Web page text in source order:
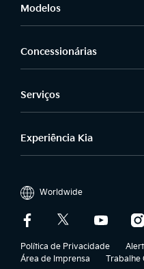
Modelos
Concessionárias
Serviços
Experiência Kia
Worldwide
Política de Privacidade
Área de Imprensa